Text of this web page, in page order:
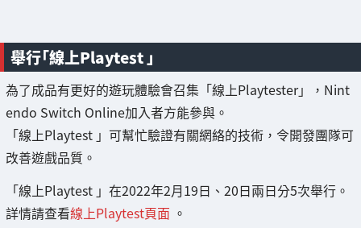
舉行「線上Playtest 」
為了成品有更好的遊玩體驗會召集「線上Playtester」，Nint
endo Switch Online加入者方能參與。
「線上Playtest 」可幫忙驗證有關網絡的技術，令開發團隊可
改善遊戲品質。
「線上Playtest 」在2022年2月19日、20日兩日分5次舉行。
詳情請查看線上Playtest頁面 。